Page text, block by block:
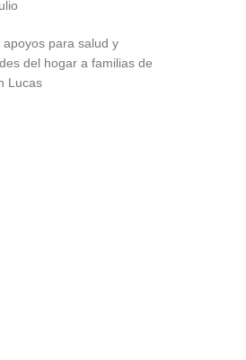
apoyos para salud y
del hogar a familias de
Lucas